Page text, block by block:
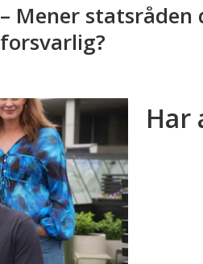
– Mener statsråden
forsvarlig?
Har